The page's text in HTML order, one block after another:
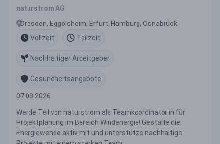
Teilzeit (m/w/d)
naturstrom AG
Dresden, Eggolsheim, Erfurt, Hamburg, Osnabrück
Vollzeit
Teilzeit
Nachhaltiger Arbeitgeber
Gesundheitsangebote
07.08.2026
Werde Teil von naturstrom als Teamkoordinator:in für
Projektplanung im Bereich Windenergie! Gestalte die
Energiewende aktiv mit und unterstütze nachhaltige